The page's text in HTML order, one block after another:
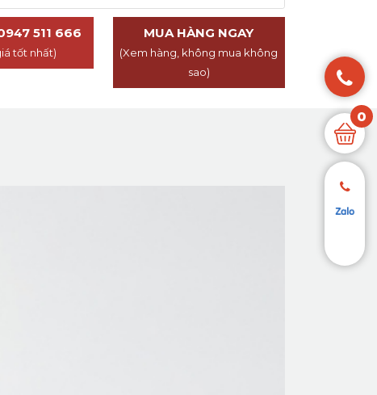
511 666
tốt nhất)
MUA HÀNG NGAY
(Xem hàng, không mua không
sao)
0